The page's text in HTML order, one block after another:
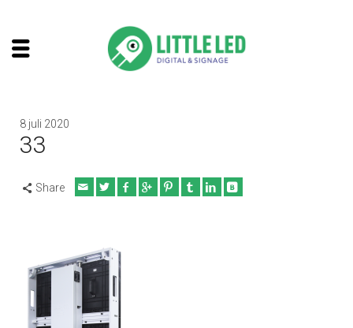
8 juli 2020
33
Share